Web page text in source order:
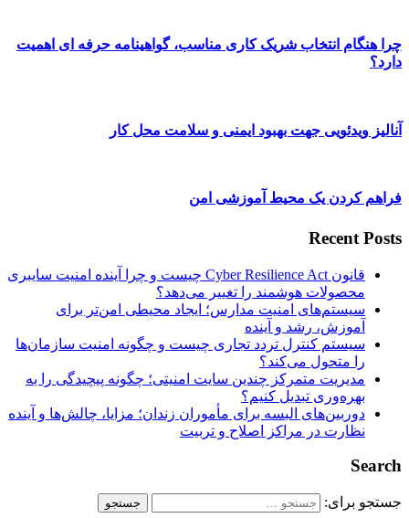
چرا هنگام انتخاب شریک کاری مناسب، گواهینامه حرفه ای اهمیت
دارد؟
آنالیز ویدئویی جهت بهبود ایمنی و سلامت محل کار
فراهم کردن یک محیط آموزشی امن
Recent Posts
قانون Cyber Resilience Act چیست و چرا آینده امنیت سایبری
محصولات هوشمند را تغییر می‌دهد؟
سیستم‌های امنیت مدارس؛ ایجاد محیطی امن‌تر برای
آموزش، رشد و آینده
سیستم کنترل تردد تجاری چیست و چگونه امنیت سازمان‌ها
را متحول می‌کند؟
مدیریت متمرکز چندین سایت امنیتی؛ چگونه پیچیدگی را به
بهره‌وری تبدیل کنیم؟
دوربین‌های البسه برای مأموران زندان؛ مزایا، چالش‌ها و آینده
نظارت در مراکز اصلاح و تربیت
Search
جستجو برای: